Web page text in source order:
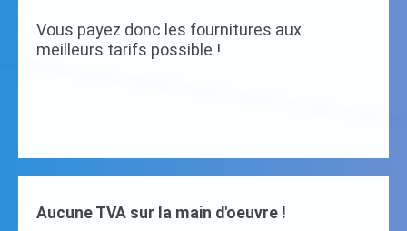
Vous payez donc les fournitures aux
meilleurs tarifs possible !
Aucune TVA sur la main d'oeuvre !